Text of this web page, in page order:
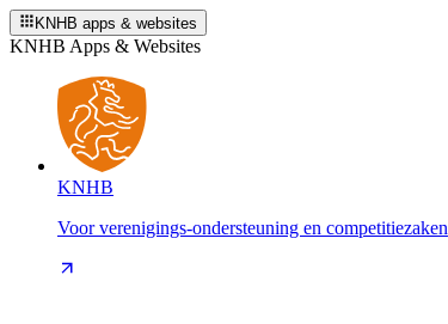
KNHB apps & websites
KNHB Apps & Websites
KNHB
Voor verenigings-ondersteuning en competitiezaken